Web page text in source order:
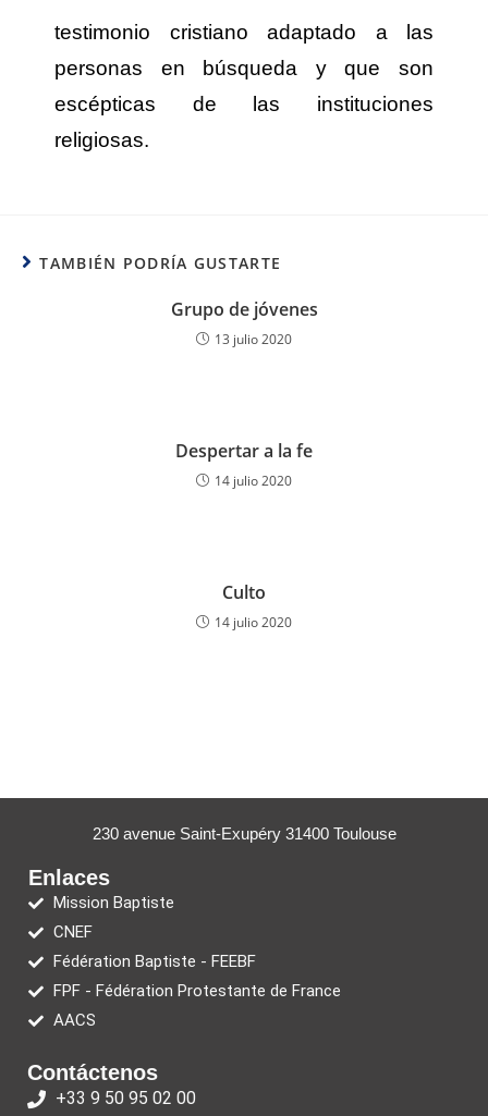
testimonio cristiano adaptado a las
personas en búsqueda y que son
escépticas de las instituciones
religiosas.
TAMBIÉN PODRÍA GUSTARTE
Grupo de jóvenes
13 julio 2020
Despertar a la fe
14 julio 2020
Culto
14 julio 2020
230 avenue Saint-Exupéry 31400 Toulouse
Enlaces
Mission Baptiste
CNEF
Fédération Baptiste - FEEBF
FPF - Fédération Protestante de France
AACS
Contáctenos
+33 9 50 95 02 00